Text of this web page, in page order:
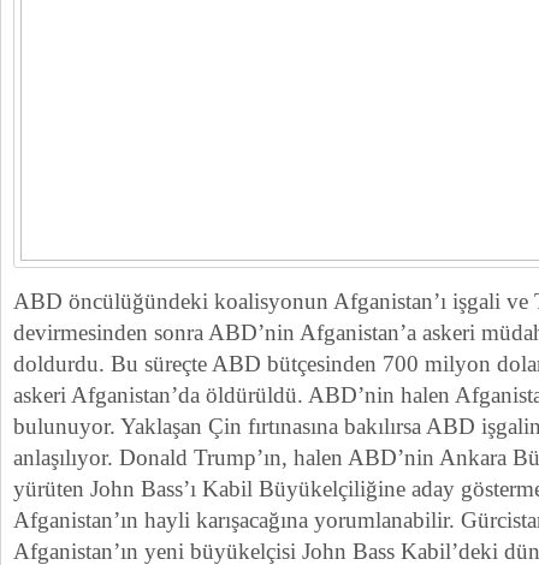
ABD öncülüğündeki koalisyonun Afganistan’ı işgali
devirmesinden sonra ABD’nin Afganistan’a askeri
doldurdu. Bu süreçte ABD bütçesinden 700 milyon
askeri Afganistan’da öldürüldü. ABD’nin halen
bulunuyor. Yaklaşan Çin fırtınasına bakılırsa ABD
anlaşılıyor. Donald Trump’ın, halen ABD’nin Ankara
yürüten John Bass’ı Kabil Büyükelçiliğine aday
Afganistan’ın hayli karışacağına yorumlanabilir.
Afganistan’ın yeni büyükelçisi John Bass Kabil’deki